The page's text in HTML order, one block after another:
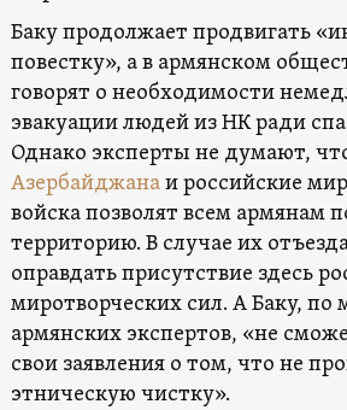
Баку продолжает продвигать
повестку», а в армянском
говорят о необходимости
эвакуации людей из НК ради
Однако эксперты не думают,
Азербайджанаи российские
войска позволят всем армянам
территорию. В случае их
оправдать присутствие здесь
миротворческих сил. А Баку, по
армянских экспертов, «не
свои заявления о том, что не
этническую чистку».